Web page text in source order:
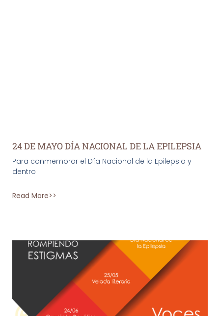
24 DE MAYO DÍA NACIONAL DE LA EPILEPSIA
Para conmemorar el Día Nacional de la Epilepsia y
dentro
Read More>>